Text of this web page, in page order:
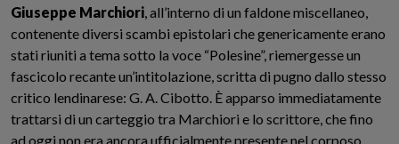
Giuseppe Marchiori, all’interno di un faldone miscellaneo,
contenente diversi scambi epistolari che genericamente erano
stati riuniti a tema sotto la voce “Polesine”, riemergesse un
fascicolo recante un’intitolazione, scritta di pugno dallo stesso
critico lendinarese: G. A. Cibotto. È apparso immediatamente
trattarsi di un carteggio tra Marchiori e lo scrittore, che fino
ad oggi non era ancora ufficialmente presente nel corposo